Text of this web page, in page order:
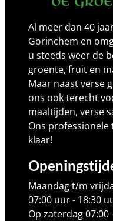
Al meer dan 40
Gorinchem en
u steeds weer de
groente, fruit en
Maar naast verse
ons ook terecht
maaltijden, verse
Ons
klaar!
Maandag t/m
07:00 uur - 18:30
Op zaterdag 07:00